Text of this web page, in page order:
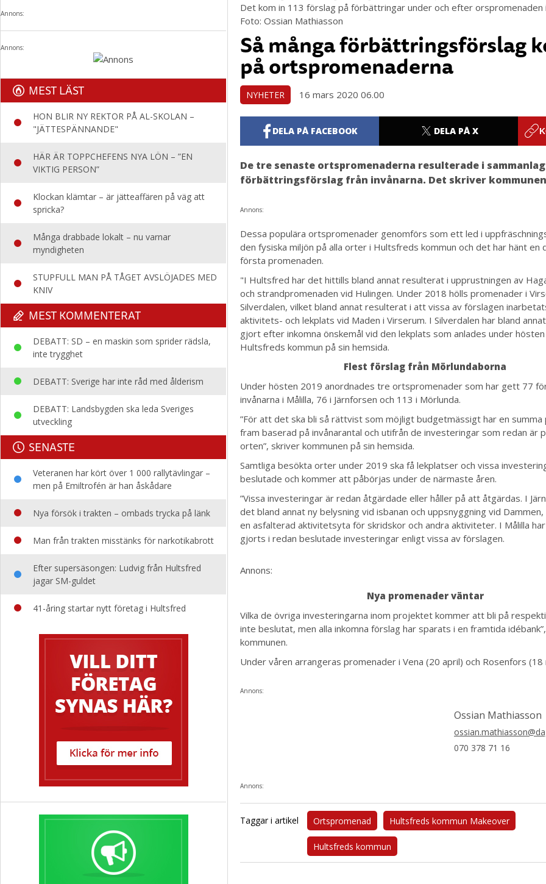
Annons:
Annons:
MEST LÄST
HON BLIR NY REKTOR PÅ AL-SKOLAN –
"JÄTTESPÄNNANDE"
HÄR ÄR TOPPCHEFENS NYA LÖN – ”EN
VIKTIG PERSON”
Klockan klämtar – är jätteaffären på väg att
spricka?
Många drabbade lokalt – nu varnar
myndigheten
STUPFULL MAN PÅ TÅGET AVSLÖJADES MED
KNIV
MEST KOMMENTERAT
DEBATT: SD – en maskin som sprider rädsla,
inte trygghet
DEBATT: Sverige har inte råd med ålderism
DEBATT: Landsbygden ska leda Sveriges
utveckling
SENASTE
Veteranen har kört över 1 000 rallytävlingar –
men på Emiltrofén är han åskådare
Nya försök i trakten – ombads trycka på länk
Man från trakten misstänks för narkotikabrott
Efter supersäsongen: Ludvig från Hultsfred
jagar SM-guldet
41-åring startar nytt företag i Hultsfred
Det kom in 113 förslag på förbättringar under och efter orspromenaden
Foto: Ossian Mathiasson
Så många förbättringsförslag
på ortspromenaderna
NYHETER 16 mars 2020 06.00
DELA PÅ FACEBOOK DELA PÅ X
De tre senaste ortspromenaderna resulterade i
förbättringsförslag från invånarna. Det skriver
Annons:
Dessa populära ortspromenader genomförs som ett led i
den fysiska miljön på alla orter i Hultsfreds kommun och det har hänt en
första promenaden.
"I Hultsfred har det hittills bland annat resulterat i upprustningen av
och strandpromenaden vid Hulingen. Under 2018 hölls promenader i
Silverdalen, vilket bland annat resulterat i att vissa av förslagen
aktivitets- och lekplats vid Maden i Virserum. I Silverdalen har bland
gjort efter inkomna önskemål vid den lekplats som anlades under
Hultsfreds kommun på sin hemsida.
Flest förslag från Mörlundaborna
Under hösten 2019 anordnades tre ortspromenader som har gett 77
invånarna i Målilla, 76 i Järnforsen och 113 i Mörlunda.
”För att det ska bli så rättvist som möjligt budgetmässigt har en
fram baserad på invånarantal och utifrån de investeringar som redan är
orten”, skriver kommunen på sin hemsida.
Samtliga besökta orter under 2019 ska få lekplatser och vissa
beslutade och kommer att påbörjas under de närmaste åren.
”Vissa investeringar är redan åtgärdade eller håller på att åtgärdas. I
det bland annat ny belysning vid isbanan och uppsnyggning vid Dammen,
en asfalterad aktivitetsyta för skridskor och andra aktiviteter. I Målilla
gjorts i redan beslutade investeringar enligt vissa av förslagen.
Annons:
Nya promenader väntar
Vilka de övriga investeringarna inom projektet kommer att bli på
inte beslutat, men alla inkomna förslag har sparats i en framtida
kommunen.
Under våren arrangeras promenader i Vena (20 april) och Rosenfors (18
Annons:
Ossian Mathiasson
070 378 71 16
Annons:
Taggar i artikel Ortspromenad Hultsfreds kommun Makeover
Hultsfreds kommun